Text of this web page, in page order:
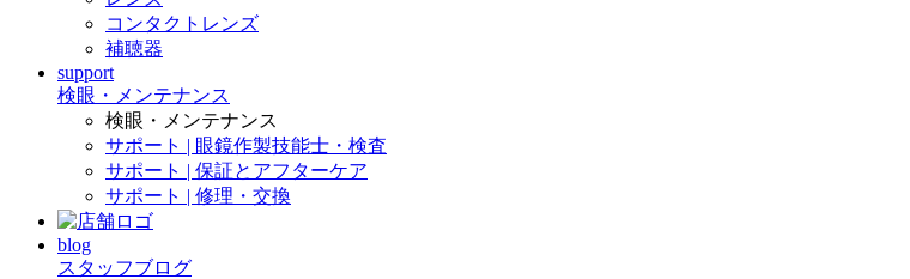
コンタクトレンズ
補聴器
support
検眼・メンテナンス
検眼・メンテナンス
サポート | 眼鏡作製技能士・検査
サポート | 保証とアフターケア
サポート | 修理・交換
blog
スタッフブログ